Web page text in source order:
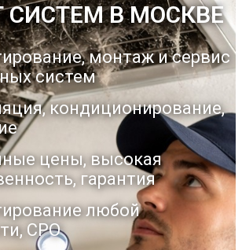
СИСТЕМ В МОСКВЕ
монтаж и сервис
систем
кондиционирование,
цены, высокая
гарантия
любой
СРО